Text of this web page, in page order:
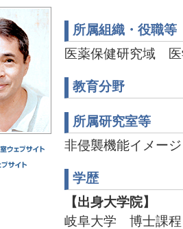
所属組織・役職等
医薬保健研究域 医
教育分野
所属研究室等
非侵襲機能イメー
学歴
【出身大学院】
岐阜大学 博士課